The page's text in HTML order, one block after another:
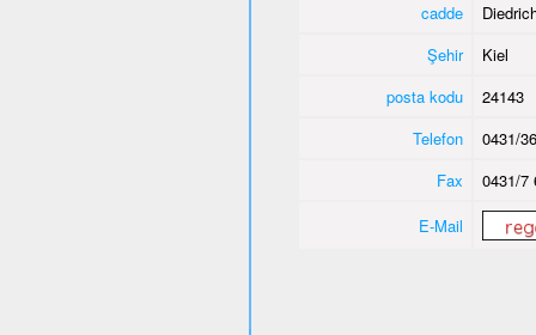
cadde
Şehir
Kiel
posta kodu
24143
Telefon
0431/
Fax
0431/7
E-Mail